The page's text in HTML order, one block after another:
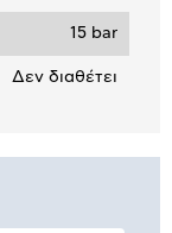
15 bar
Δεν διαθέτει